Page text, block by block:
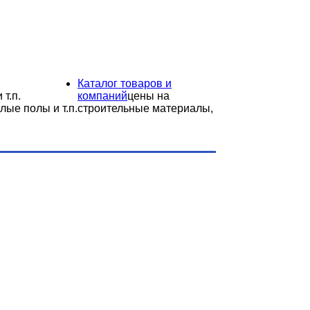
т.п.
полы и т.п.
Каталог товаров и
компанийцены на
строительные материалы,